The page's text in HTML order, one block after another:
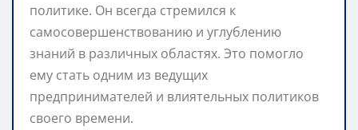
политике. Он всегда стремился к
самосовершенствованию и углублению
знаний в различных областях. Это помогло
ему стать одним из ведущих
предпринимателей и влиятельных политиков
своего времени.